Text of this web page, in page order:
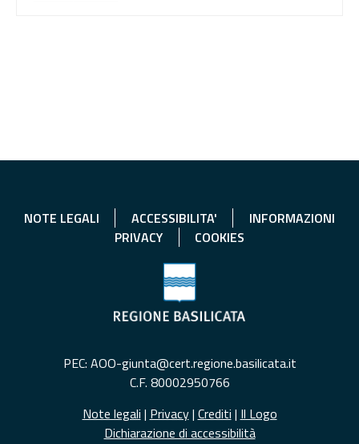
NOTE LEGALI ACCESSIBILITA'
INFORMAZIONI
PRIVACY
COOKIES
PEC: AOO-giunta@cert.regione.basilicata.it
C.F. 80002950766
Note legali | Privacy| Crediti | Il Logo
Dichiarazione di accessibilità